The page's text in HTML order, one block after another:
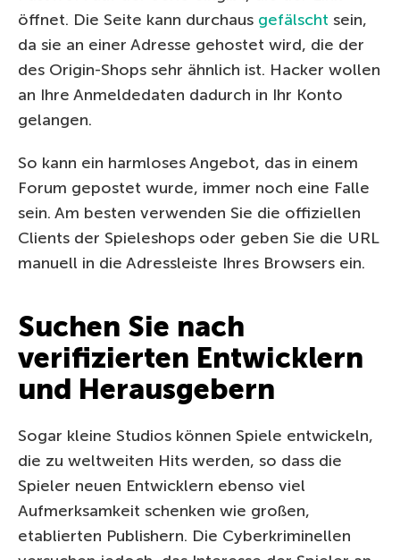
öffnet. Die Seite kann durchaus gefälscht sein,
da sie an einer Adresse gehostet wird, die der
des Origin-Shops sehr ähnlich ist. Hacker wollen
an Ihre Anmeldedaten dadurch in Ihr Konto
gelangen.
So kann ein harmloses Angebot, das in einem
Forum gepostet wurde, immer noch eine Falle
sein. Am besten verwenden Sie die offiziellen
Clients der Spieleshops oder geben Sie die URL
manuell in die Adressleiste Ihres Browsers ein.
Suchen Sie nach
verifizierten Entwicklern
und Herausgebern
Sogar kleine Studios können Spiele entwickeln,
die zu weltweiten Hits werden, so dass die
Spieler neuen Entwicklern ebenso viel
Aufmerksamkeit schenken wie großen,
etablierten Publishern. Die Cyberkriminellen